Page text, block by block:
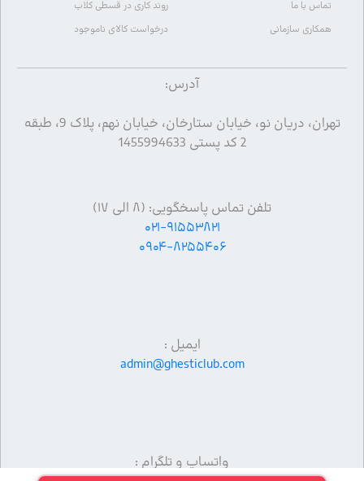
تماس با ما
روند کاری در قسطی کلاب
همکاری سازمانی
درخواست کالای ناموجود
آدرس:
تهران، دریان نو، خیابان ستارخان، خیابان نهم، پلاک 9، طبقه
2 کد پستی 1455994633
تلفن تماس پاسخگویی: (۸ الی ۱۷)
۰۲۱-۹۱۵۵۳۸۲۱
۰۹۰۴-۸۲۵۵۴۰۶
ایمیل :
admin@ghesticlub.com
واتساپ و تلگرام :